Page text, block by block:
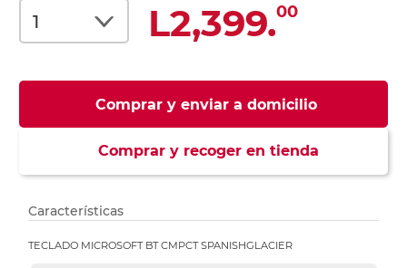
L2,399.00
Comprar y enviar a domicilio
Comprar y recoger en tienda
Características
TECLADO MICROSOFT BT CMPCT SPANISHGLACIER